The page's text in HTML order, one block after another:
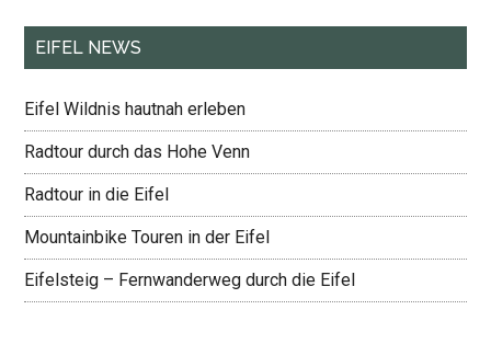
EIFEL NEWS
Eifel Wildnis hautnah erleben
Radtour durch das Hohe Venn
Radtour in die Eifel
Mountainbike Touren in der Eifel
Eifelsteig – Fernwanderweg durch die Eifel